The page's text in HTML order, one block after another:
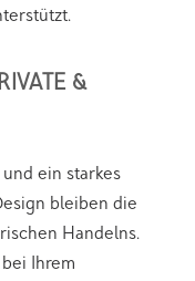
&
ein starkes
bleiben die
Handelns.
Ihrem